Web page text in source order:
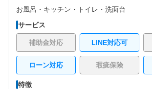
お風呂・ キッチン・ トイレ・ 洗面台
サービス
補助金対応 LINE対応可
ローン対応 瑕疵保険
特徴